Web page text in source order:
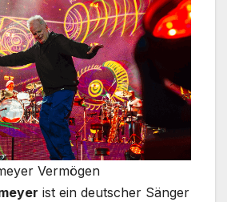
Vermögen
ist ein deutscher Sänger